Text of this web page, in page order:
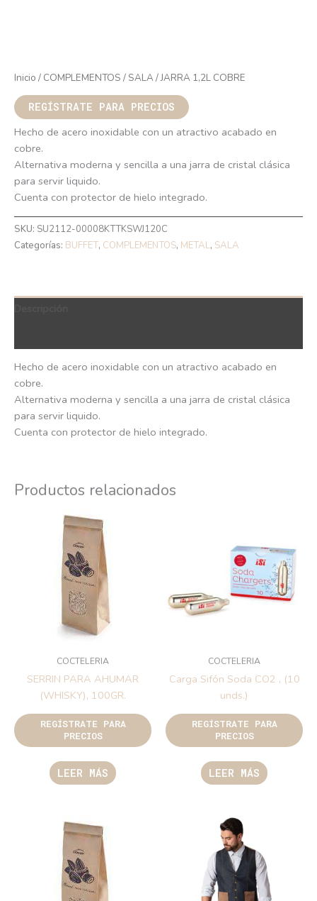
Inicio / COMPLEMENTOS / SALA/ JARRA 1,2L COBRE
REGÍSTRATE PARA PRECIOS
Hecho de acero inoxidable con un atractivo acabado en
cobre.
Alternativa moderna y sencilla a una jarra de cristal clásica
para servir liquido.
Cuenta con protector de hielo integrado.
SKU: SU2112-00008KTTKSWJ120C
Categorías: BUFFET, COMPLEMENTOS, METAL, SALA
Hecho de acero inoxidable con un atractivo acabado en
cobre.
Alternativa moderna y sencilla a una jarra de cristal clásica
para servir liquido.
Cuenta con protector de hielo integrado.
Productos relacionados
COCTELERIA
SERRIN PARA AHUMAR
(WHISKY), 100GR.
REGÍSTRATE PARA
PRECIOS
LEER MÁS
COCTELERIA
Carga Sifón Soda CO2 , (10
unds.)
REGÍSTRATE PARA
PRECIOS
LEER MÁS